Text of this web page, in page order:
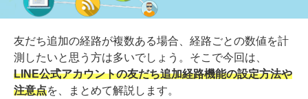
友だち追加の経路が複数ある場合、経路ごとの数値を計
測したいと思う方は多いでしょう。そこで今回は、
LINE公式アカウントの友だち追加経路機能の設定方法や
注意点を、まとめて解説します。